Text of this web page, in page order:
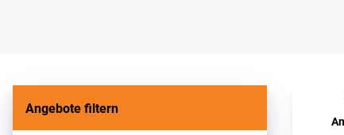
Angebote filtern